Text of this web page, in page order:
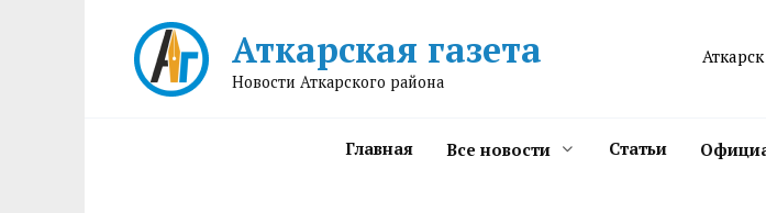
Аткарская газета
Новости Аткарского района
Аткарск
Главная Все новости Статьи